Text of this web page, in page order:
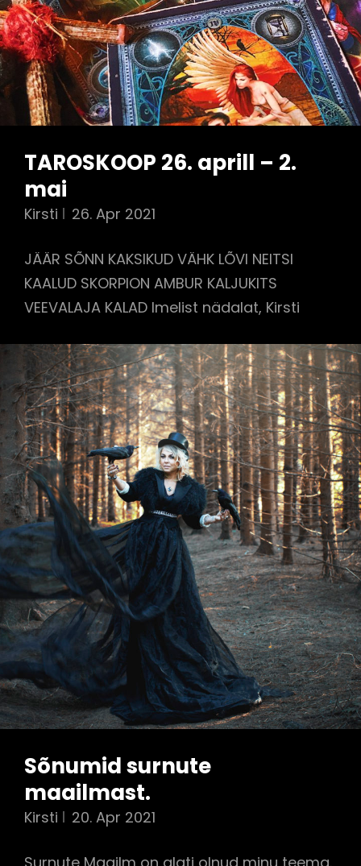
TAROSKOOP 26. aprill – 2.
mai
Kirsti 26. Apr 2021
JÄÄR SÕNN KAKSIKUD VÄHK LÕVI NEITSI
KAALUD SKORPION AMBUR KALJUKITS
VEEVALAJA KALAD Imelist nädalat, Kirsti
Sõnumid surnute
maailmast.
Kirsti 20. Apr 2021